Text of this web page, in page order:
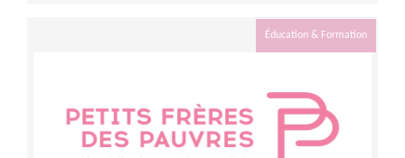
Éducation & Formation